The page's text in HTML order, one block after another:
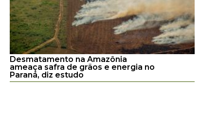
Desmatamento na Amazônia
ameaça safra de grãos e energia no
Paraná, diz estudo